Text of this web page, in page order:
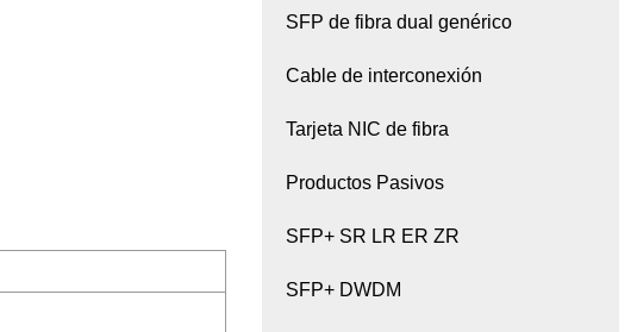
SFP de fibra dual genérico
Cable de interconexión
Tarjeta NIC de fibra
Productos Pasivos
SFP+ SR LR ER ZR
SFP+ DWDM